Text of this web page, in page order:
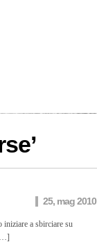
’
25, mag 2010
iniziare a sbirciare su